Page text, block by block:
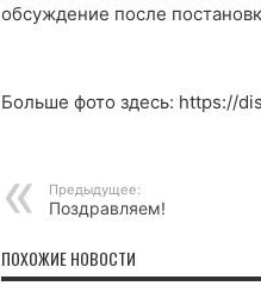
обсуждение после
Больше фото здесь: https://
Предыдущее:
Поздравляем!
ПОХОЖИЕ НОВОСТИ